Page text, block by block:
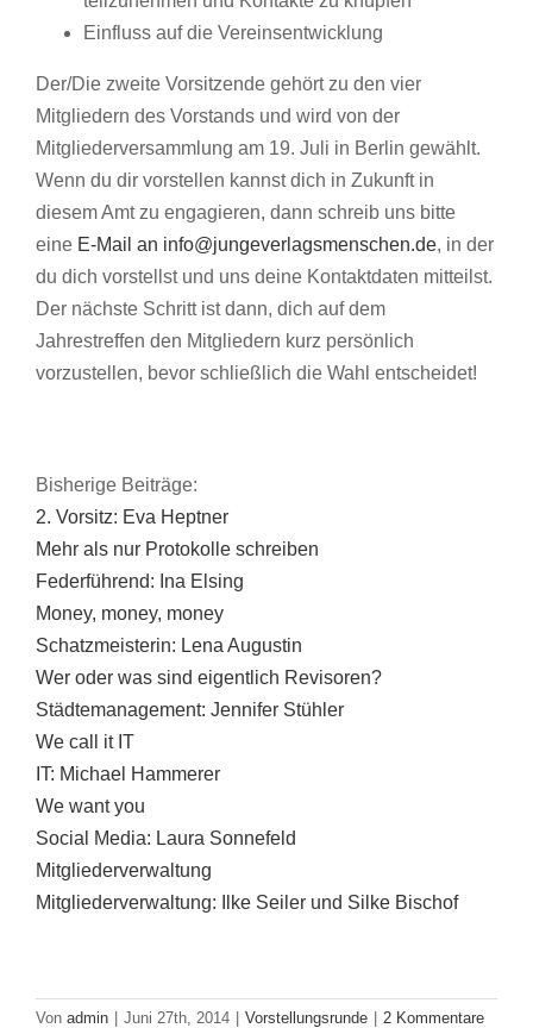
Einfluss auf die Vereinsentwicklung
Der/Die zweite Vorsitzende gehört zu den vier
Mitgliedern des Vorstands und wird von der
Mitgliederversammlung am 19. Juli in Berlin gewählt.
Wenn du dir vorstellen kannst dich in Zukunft in
diesem Amt zu engagieren, dann schreib uns bitte
eine E-Mail an info@jungeverlagsmenschen.de, in der
du dich vorstellst und uns deine Kontaktdaten mitteilst.
Der nächste Schritt ist dann, dich auf dem
Jahrestreffen den Mitgliedern kurz persönlich
vorzustellen, bevor schließlich die Wahl entscheidet!
Bisherige Beiträge:
2. Vorsitz: Eva Heptner
Mehr als nur Protokolle schreiben
Federführend: Ina Elsing
Money, money, money
Schatzmeisterin: Lena Augustin
Wer oder was sind eigentlich Revisoren?
Städtemanagement: Jennifer Stühler
We call it IT
IT: Michael Hammerer
We want you
Social Media: Laura Sonnefeld
Mitgliederverwaltung
Mitgliederverwaltung: Ilke Seiler und Silke Bischof
Von admin | Juni 27th, 2014 | Vorstellungsrunde | 2 Kommentare